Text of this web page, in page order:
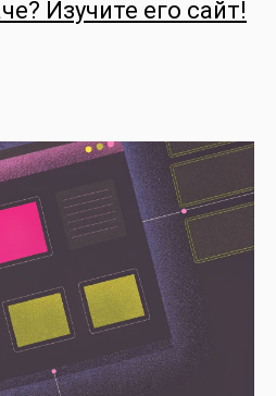
Изучите его сайт!